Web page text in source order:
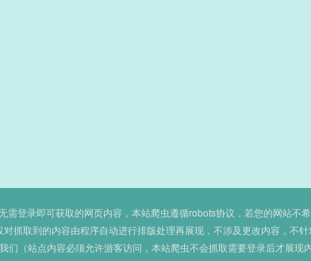
需登录即可获取的网页内容，本站爬虫遵循robots协议，若您的网站不
对抓取到的内容由程序自动进行排版处理再展现，不涉及更改内容，不针
们（站点内容必须允许游客访问，本站爬虫不会抓取需要登录后才展现